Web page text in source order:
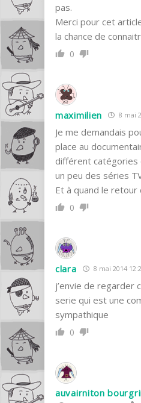
pas.
Merci pour cet
la chance de
0
maximilien 8 mai
Je me demandais
place au
différent catégories
un peu des séries
Et à quand le retour
0
clara 8 mai 2014
j’envie de regarder
serie qui est une
sympathique
0
auvairniton